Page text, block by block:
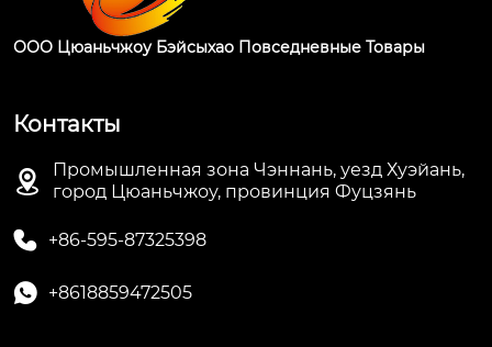
ООО Цюаньчжоу Бэйсыхао Повседневные Товары
Контакты

Промышленная зона Чэннань, уезд Хуэйань,
город Цюаньчжоу, провинция Фуцзянь
 +86-595-87325398
 +8618859472505